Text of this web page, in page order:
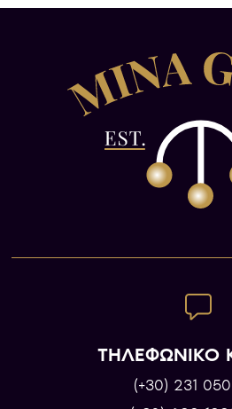
ΤΗΛΕΦΩΝΙΚΟ
(+30) 231